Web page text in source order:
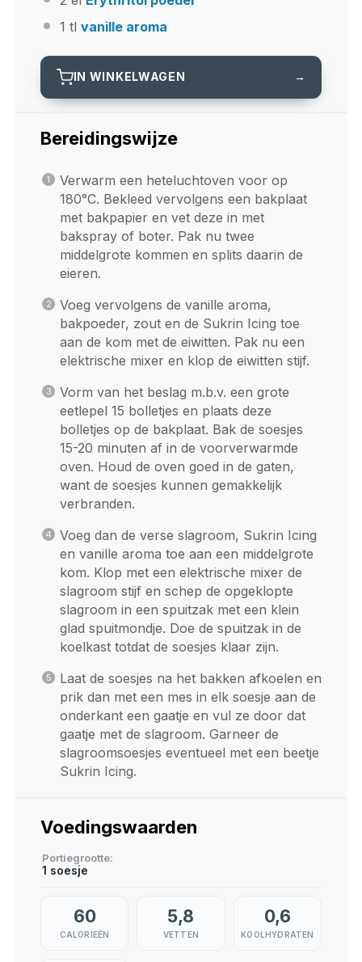
1 tl vanille aroma
IN WINKELWAGEN →
Bereidingswijze
Verwarm een heteluchtoven voor op
180°C. Bekleed vervolgens een bakplaat
met bakpapier en vet deze in met
bakspray of boter. Pak nu twee
middelgrote kommen en splits daarin de
eieren.
Voeg vervolgens de vanille aroma,
bakpoeder, zout en de Sukrin Icing toe
aan de kom met de eiwitten. Pak nu een
elektrische mixer en klop de eiwitten stijf.
Vorm van het beslag m.b.v. een grote
eetlepel 15 bolletjes en plaats deze
bolletjes op de bakplaat. Bak de soesjes
15-20 minuten af in de voorverwarmde
oven. Houd de oven goed in de gaten,
want de soesjes kunnen gemakkelijk
verbranden.
Voeg dan de verse slagroom, Sukrin Icing
en vanille aroma toe aan een middelgrote
kom. Klop met een elektrische mixer de
slagroom stijf en schep de opgeklopte
slagroom in een spuitzak met een klein
glad spuitmondje. Doe de spuitzak in de
koelkast totdat de soesjes klaar zijn.
Laat de soesjes na het bakken afkoelen en
prik dan met een mes in elk soesje aan de
onderkant een gaatje en vul ze door dat
gaatje met de slagroom. Garneer de
slagroomsoesjes eventueel met een beetje
Sukrin Icing.
Voedingswaarden
Portiegrootte
1 soesje
60
CALORIEËN
5,8
VETTEN
0,6
KOOLHYDRATEN